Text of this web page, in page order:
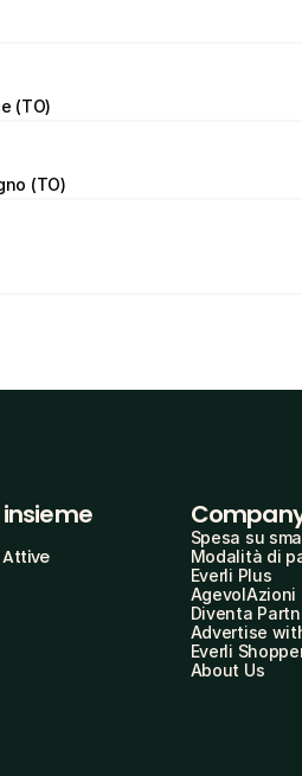
(TO)
(TO)
Spesa su
Modalità di
Everli Plus
AgevolAzioni
Diventa
Advertise
Everli
About Us